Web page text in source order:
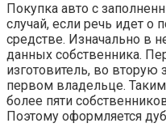
Покупка авто с
случай, если речь идет о
средстве. Изначально в
данных собственника.
изготовитель, во
первом владельце.
более пяти
Поэтому оформляется